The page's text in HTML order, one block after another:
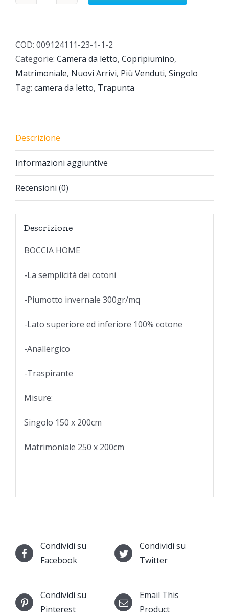
COD: 009124111-23-1-1-2
Categorie: Camera da letto, Copripiumino,
Matrimoniale, Nuovi Arrivi, Più Venduti, Singolo
Tag: camera da letto, Trapunta
Descrizione
Informazioni aggiuntive
Recensioni (0)
Descrizione
BOCCIA HOME
-La semplicità dei cotoni
-Piumotto invernale 300gr/mq
-Lato superiore ed inferiore 100% cotone
-Anallergico
-Traspirante
Misure:
Singolo 150 x 200cm
Matrimoniale 250 x 200cm
Condividi su
Facebook
Condividi su
Twitter
Condividi su
Pinterest
Email This
Product